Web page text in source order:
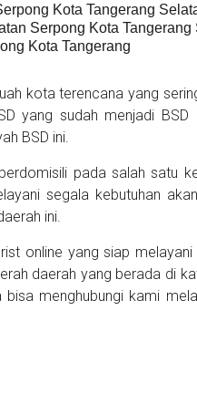
Kota Tangerang
Serpong Kota Tangerang
Kota Tangerang
kota terencana yang
yang sudah menjadi
BSD ini.
pada salah satu
segala kebutuhan
ini.
online yang siap
daerah yang berada di
menghubungi kami